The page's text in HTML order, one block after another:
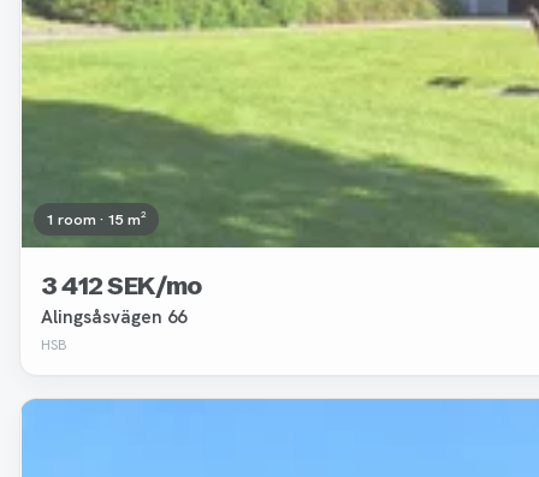
1 room · 15 m²
3 412 SEK/mo
Alingsåsvägen 66
HSB